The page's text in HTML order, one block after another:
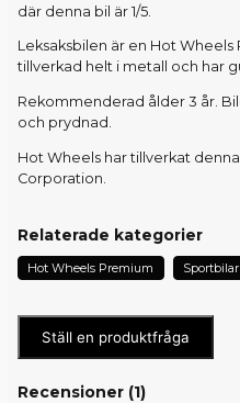
där denna bil är 1/5.
Leksaksbilen är en Hot
tillverkad helt i metall och har
Rekommenderad ålder 3 år.
och prydnad.
Hot Wheels har tillverkat
Corporation.
Relaterade kategorier
Hot Wheels Premium Sportbilar
Ställ en produktfråga
Recensioner (1)